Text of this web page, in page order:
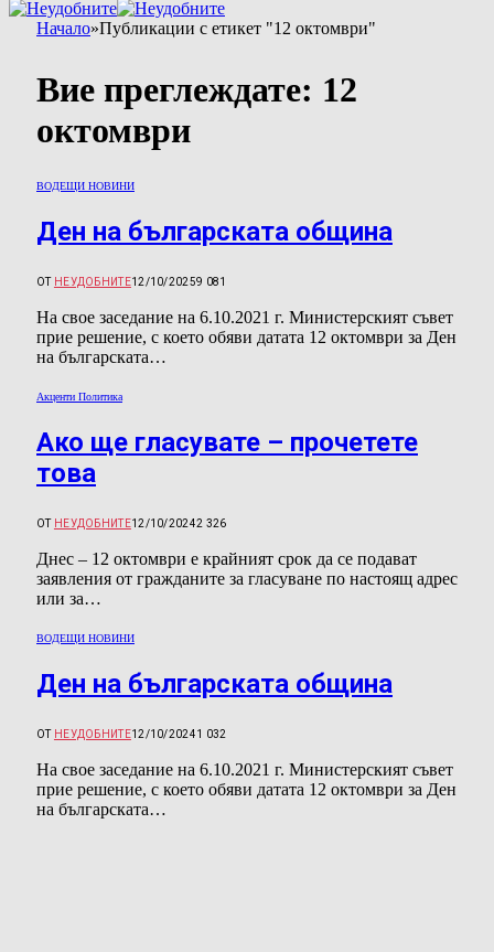
Начало»Публикации с етикет "12 октомври"
Вие преглеждате: 12
октомври
ВОДЕЩИ НОВИНИ
Ден на българската община
ОТ НЕУДОБНИТЕ12/10/20259 081
На свое заседание на 6.10.2021 г. Министерският съвет
прие решение, с което обяви датата 12 октомври за Ден
на българската…
Акценти Политика
Ако ще гласувате – прочетете
това
ОТ НЕУДОБНИТЕ12/10/20242 326
Днес – 12 октомври е крайният срок да се подават
заявления от гражданите за гласуване по настоящ адрес
или за…
ВОДЕЩИ НОВИНИ
Ден на българската община
ОТ НЕУДОБНИТЕ12/10/20241 032
На свое заседание на 6.10.2021 г. Министерският съвет
прие решение, с което обяви датата 12 октомври за Ден
на българската…